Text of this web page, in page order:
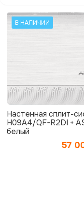
В НАЛИЧИИ
Настенная сплит-
H09A4/QF-R2DI +
белый
57